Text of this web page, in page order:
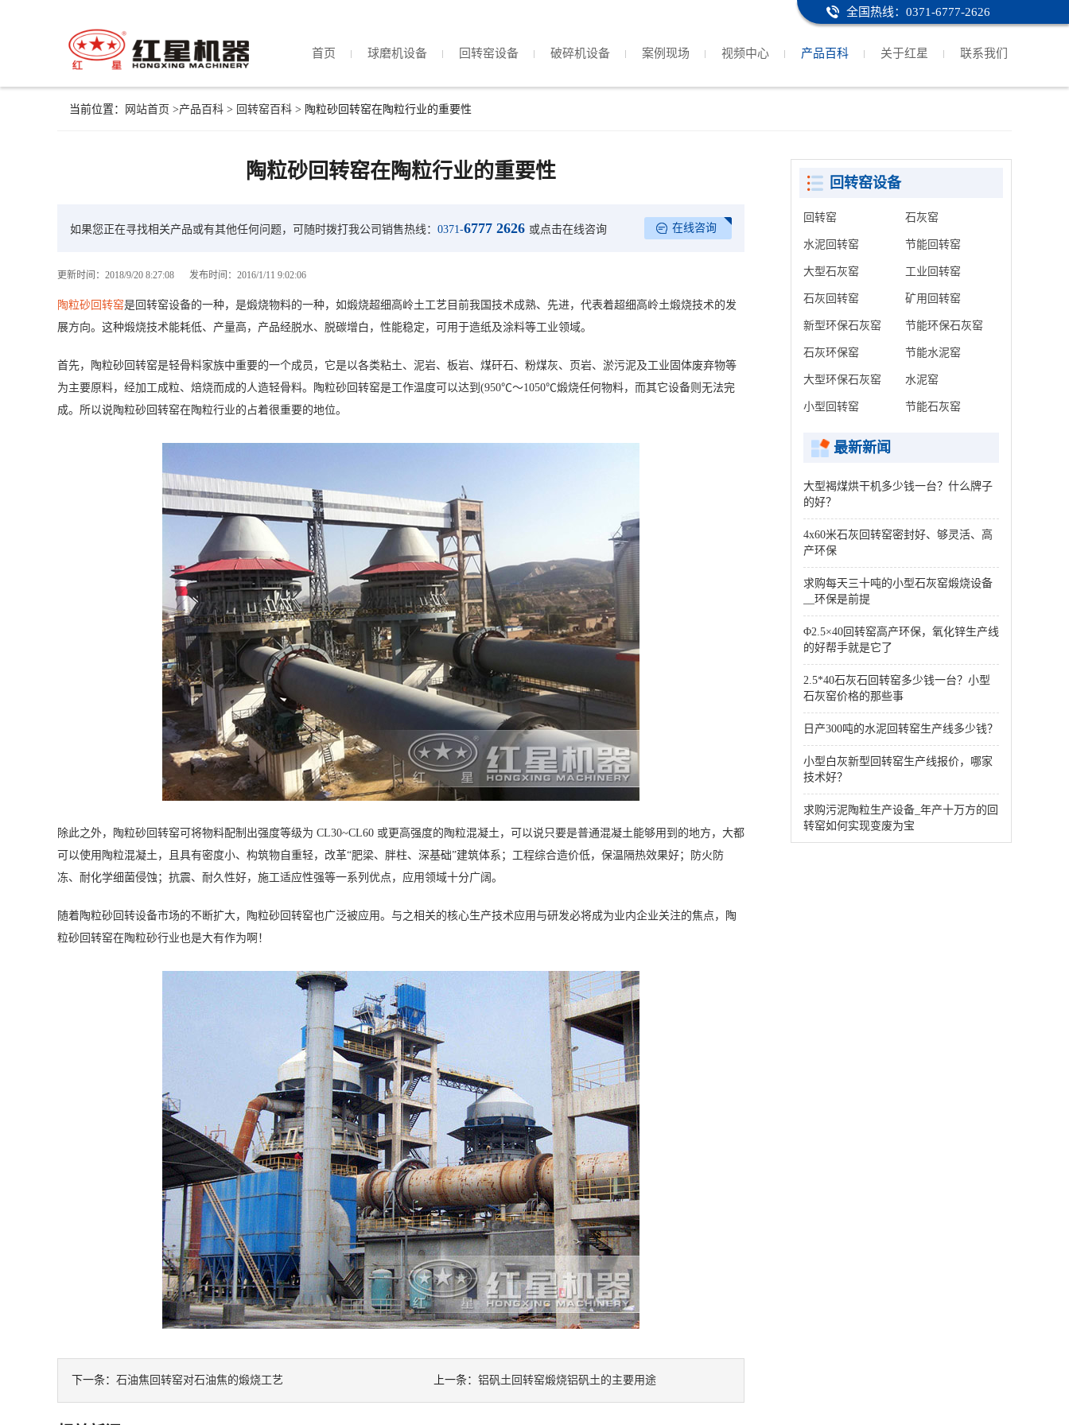
全国热线：0371-6777-2626
首页 球磨机设备 回转窑设备 破碎机设备 案例现场 视频中心 产品百科 关于红星 联系我们
当前位置： 网站首页 >产品百科 > 回转窑百科 > 陶粒砂回转窑在陶粒行业的重要性
陶粒砂回转窑在陶粒行业的重要性
如果您正在寻找相关产品或有其他任何问题，可随时拨打我公司销售热线： 0371-6777 2626 或点击在线咨询 在线咨询
更新时间：2018/9/20 8:27:08 发布时间：2016/1/11 9:02:06
陶粒砂回转窑是回转窑设备的一种，是煅烧物料的一种，如煅烧超细高岭土工艺目前我国技术成熟、先进，代表着超细高岭土煅烧技术的发
展方向。这种煅烧技术能耗低、产量高，产品经脱水、脱碳增白，性能稳定，可用于造纸及涂料等工业领域。
首先，陶粒砂回转窑是轻骨料家族中重要的一个成员，它是以各类粘土、泥岩、板岩、煤矸石、粉煤灰、页岩、淤污泥及工业固体废弃物等
为主要原料，经加工成粒、焙烧而成的人造轻骨料。陶粒砂回转窑是工作温度可以达到(950℃～1050℃煅烧任何物料，而其它设备则无法完
成。所以说陶粒砂回转窑在陶粒行业的占着很重要的地位。
除此之外，陶粒砂回转窑可将物料配制出强度等级为 CL30~CL60 或更高强度的陶粒混凝土，可以说只要是普通混凝土能够用到的地方，大都
可以使用陶粒混凝土，且具有密度小、构筑物自重轻，改革“肥梁、胖柱、深基础”建筑体系；工程综合造价低，保温隔热效果好；防火防
冻、耐化学细菌侵蚀；抗震、耐久性好，施工适应性强等一系列优点，应用领域十分广阔。
随着陶粒砂回转设备市场的不断扩大，陶粒砂回转窑也广泛被应用。与之相关的核心生产技术应用与研发必将成为业内企业关注的焦点，陶
粒砂回转窑在陶粒砂行业也是大有作为啊！
上一条：铝矾土回转窑煅烧铝矾土的主要用途
下一条：石油焦回转窑对石油焦的煅烧工艺
回转窑设备
回转窑 石灰窑
水泥回转窑 节能回转窑
大型石灰窑 工业回转窑
石灰回转窑 矿用回转窑
新型环保石灰窑 节能环保石灰窑
石灰环保窑 节能水泥窑
大型环保石灰窑 水泥窑
小型回转窑 节能石灰窑
最新新闻
大型褐煤烘干机多少钱一台？什么牌子
的好？
4x60米石灰回转窑密封好、够灵活、高
产环保
求购每天三十吨的小型石灰窑煅烧设备
__环保是前提
Φ2.5×40回转窑高产环保，氧化锌生产线
的好帮手就是它了
2.5*40石灰石回转窑多少钱一台？小型
石灰窑价格的那些事
日产300吨的水泥回转窑生产线多少钱？
小型白灰新型回转窑生产线报价，哪家
技术好？
求购污泥陶粒生产设备_年产十万方的回
转窑如何实现变废为宝